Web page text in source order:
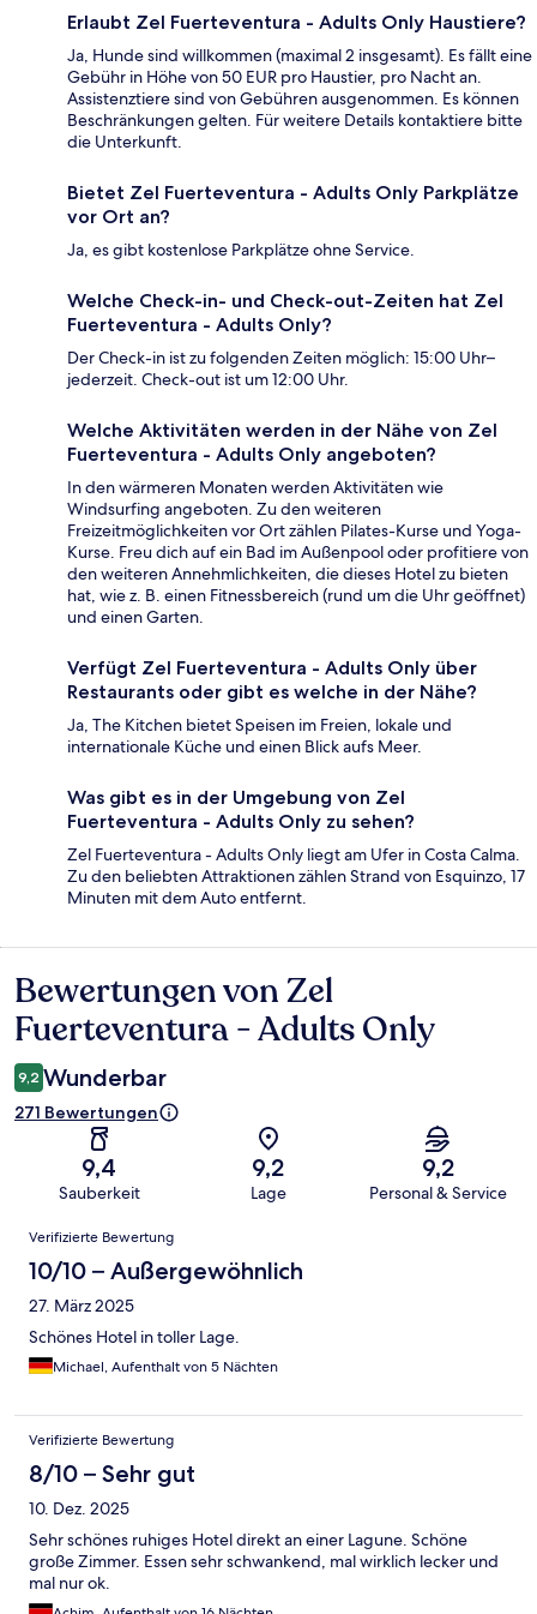
Erlaubt Zel Fuerteventura - Adults Only Haustiere?
Ja, Hunde sind willkommen (maximal 2 insgesamt). Es fällt eine
Gebühr in Höhe von 50 EUR pro Haustier, pro Nacht an.
Assistenztiere sind von Gebühren ausgenommen. Es können
Beschränkungen gelten. Für weitere Details kontaktiere bitte
die Unterkunft.
Bietet Zel Fuerteventura - Adults Only Parkplätze
vor Ort an?
Ja, es gibt kostenlose Parkplätze ohne Service.
Welche Check-in- und Check-out-Zeiten hat Zel
Fuerteventura - Adults Only?
Der Check-in ist zu folgenden Zeiten möglich: 15:00 Uhr–
jederzeit. Check-out ist um 12:00 Uhr.
Welche Aktivitäten werden in der Nähe von Zel
Fuerteventura - Adults Only angeboten?
In den wärmeren Monaten werden Aktivitäten wie
Windsurfing angeboten. Zu den weiteren
Freizeitmöglichkeiten vor Ort zählen Pilates-Kurse und Yoga-
Kurse. Freu dich auf ein Bad im Außenpool oder profitiere von
den weiteren Annehmlichkeiten, die dieses Hotel zu bieten
hat, wie z. B. einen Fitnessbereich (rund um die Uhr geöffnet)
und einen Garten.
Verfügt Zel Fuerteventura - Adults Only über
Restaurants oder gibt es welche in der Nähe?
Ja, The Kitchen bietet Speisen im Freien, lokale und
internationale Küche und einen Blick aufs Meer.
Was gibt es in der Umgebung von Zel
Fuerteventura - Adults Only zu sehen?
Zel Fuerteventura - Adults Only liegt am Ufer in Costa Calma.
Zu den beliebten Attraktionen zählen Strand von Esquinzo, 17
Minuten mit dem Auto entfernt.
Bewertungen
Bewertungen von Zel
Fuerteventura - Adults Only
9,2 Wunderbar
271 Bewertungen
9,4
Sauberkeit
9,2
Lage
9,2
Personal & Service
Bewertungen
Verifizierte Bewertung
10/10 – Außergewöhnlich
27. März 2025
Schönes Hotel in toller Lage.
Michael, Aufenthalt von 5 Nächten
Verifizierte Bewertung
8/10 – Sehr gut
10. Dez. 2025
Sehr schönes ruhiges Hotel direkt an einer Lagune. Schöne
große Zimmer. Essen sehr schwankend, mal wirklich lecker und
mal nur ok.